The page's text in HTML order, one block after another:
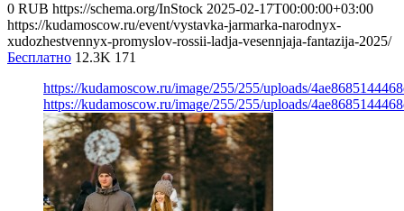
0 RUB https://schema.org/InStock 2025-02-17T00:00:00+03:00
https://kudamoscow.ru/event/vystavka-jarmarka-narodnyx-
xudozhestvennyx-promyslov-rossii-ladja-vesennjaja-fantazija-2025/
Бесплатно 12.3K 171
https://kudamoscow.ru/image/255/255/uploads/
https://kudamoscow.ru/image/255/255/uploads/